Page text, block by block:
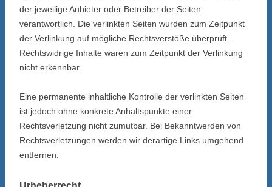
der jeweilige Anbieter oder Betreiber der Seiten
verantwortlich. Die verlinkten Seiten wurden zum Zeitpunkt
der Verlinkung auf mögliche Rechtsverstöße überprüft.
Rechtswidrige Inhalte waren zum Zeitpunkt der Verlinkung
nicht erkennbar.
Eine permanente inhaltliche Kontrolle der verlinkten Seiten
ist jedoch ohne konkrete Anhaltspunkte einer
Rechtsverletzung nicht zumutbar. Bei Bekanntwerden von
Rechtsverletzungen werden wir derartige Links umgehend
entfernen.